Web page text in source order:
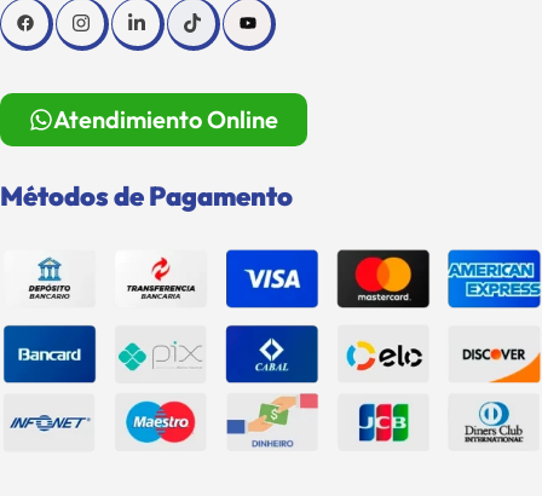
Atendimiento Online
Métodos de Pagamento